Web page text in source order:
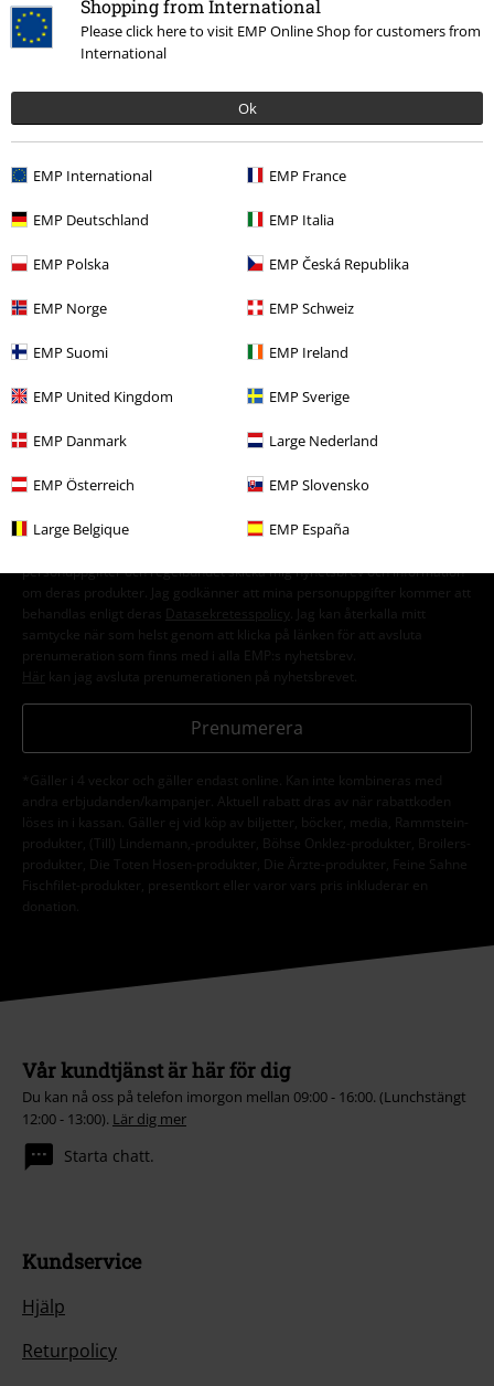
Shopping from International
Please click here to visit EMP Online Shop for customers from
International
Ok
EMP International EMP France
EMP Deutschland EMP Italia
EMP Polska EMP Česká Republika
EMP Norge EMP Schweiz
EMP Suomi EMP Ireland
EMP United Kingdom EMP Sverige
EMP Danmark Large Nederland
EMP Österreich EMP Slovensko
Large Belgique EMP España
More categories. More options.
Teman Skräck Dekoration
Rea % Hushållsartiklar Funko Pop!
Teman Gåvoidéer
Nytt Inredning och fritid Hushållsartiklar Figurer Funko Pop!
Nyhetsbrev
15% rabatt när du registrerar dig för vårt
nyhetsbrev!
personuppgifter och regelbundet skicka mig nyhetsbrev och information
om deras produkter. Jag godkänner att mina personuppgifter kommer att
behandlas enligt deras
Datasekretesspolicy
. Jag kan återkalla mitt
samtycke när som helst genom att klicka på länken för att avsluta
prenumeration som finns med i alla EMP:s nyhetsbrev.
Här kan jag avsluta prenumerationen på nyhetsbrevet.
Prenumerera
*Gäller i 4 veckor och gäller endast online. Kan inte kombineras med
andra erbjudanden/kampanjer. Aktuell rabatt dras av när rabattkoden
löses in i kassan. Gäller ej vid köp av biljetter, böcker, media, Rammstein-
produkter, (Till) Lindemann,-produkter, Böhse Onklez-produkter, Broilers-
produkter, Die Toten Hosen-produkter, Die Ärzte-produkter, Feine Sahne
Fischfilet-produkter, presentkort eller varor vars pris inkluderar en
donation.
Vår kundtjänst är här för dig
Du kan nå oss på telefon imorgon mellan 09:00 - 16:00. (Lunchstängt
12:00 - 13:00). Lär dig mer
Starta chatt.
Kundservice
Hjälp
Returpolicy